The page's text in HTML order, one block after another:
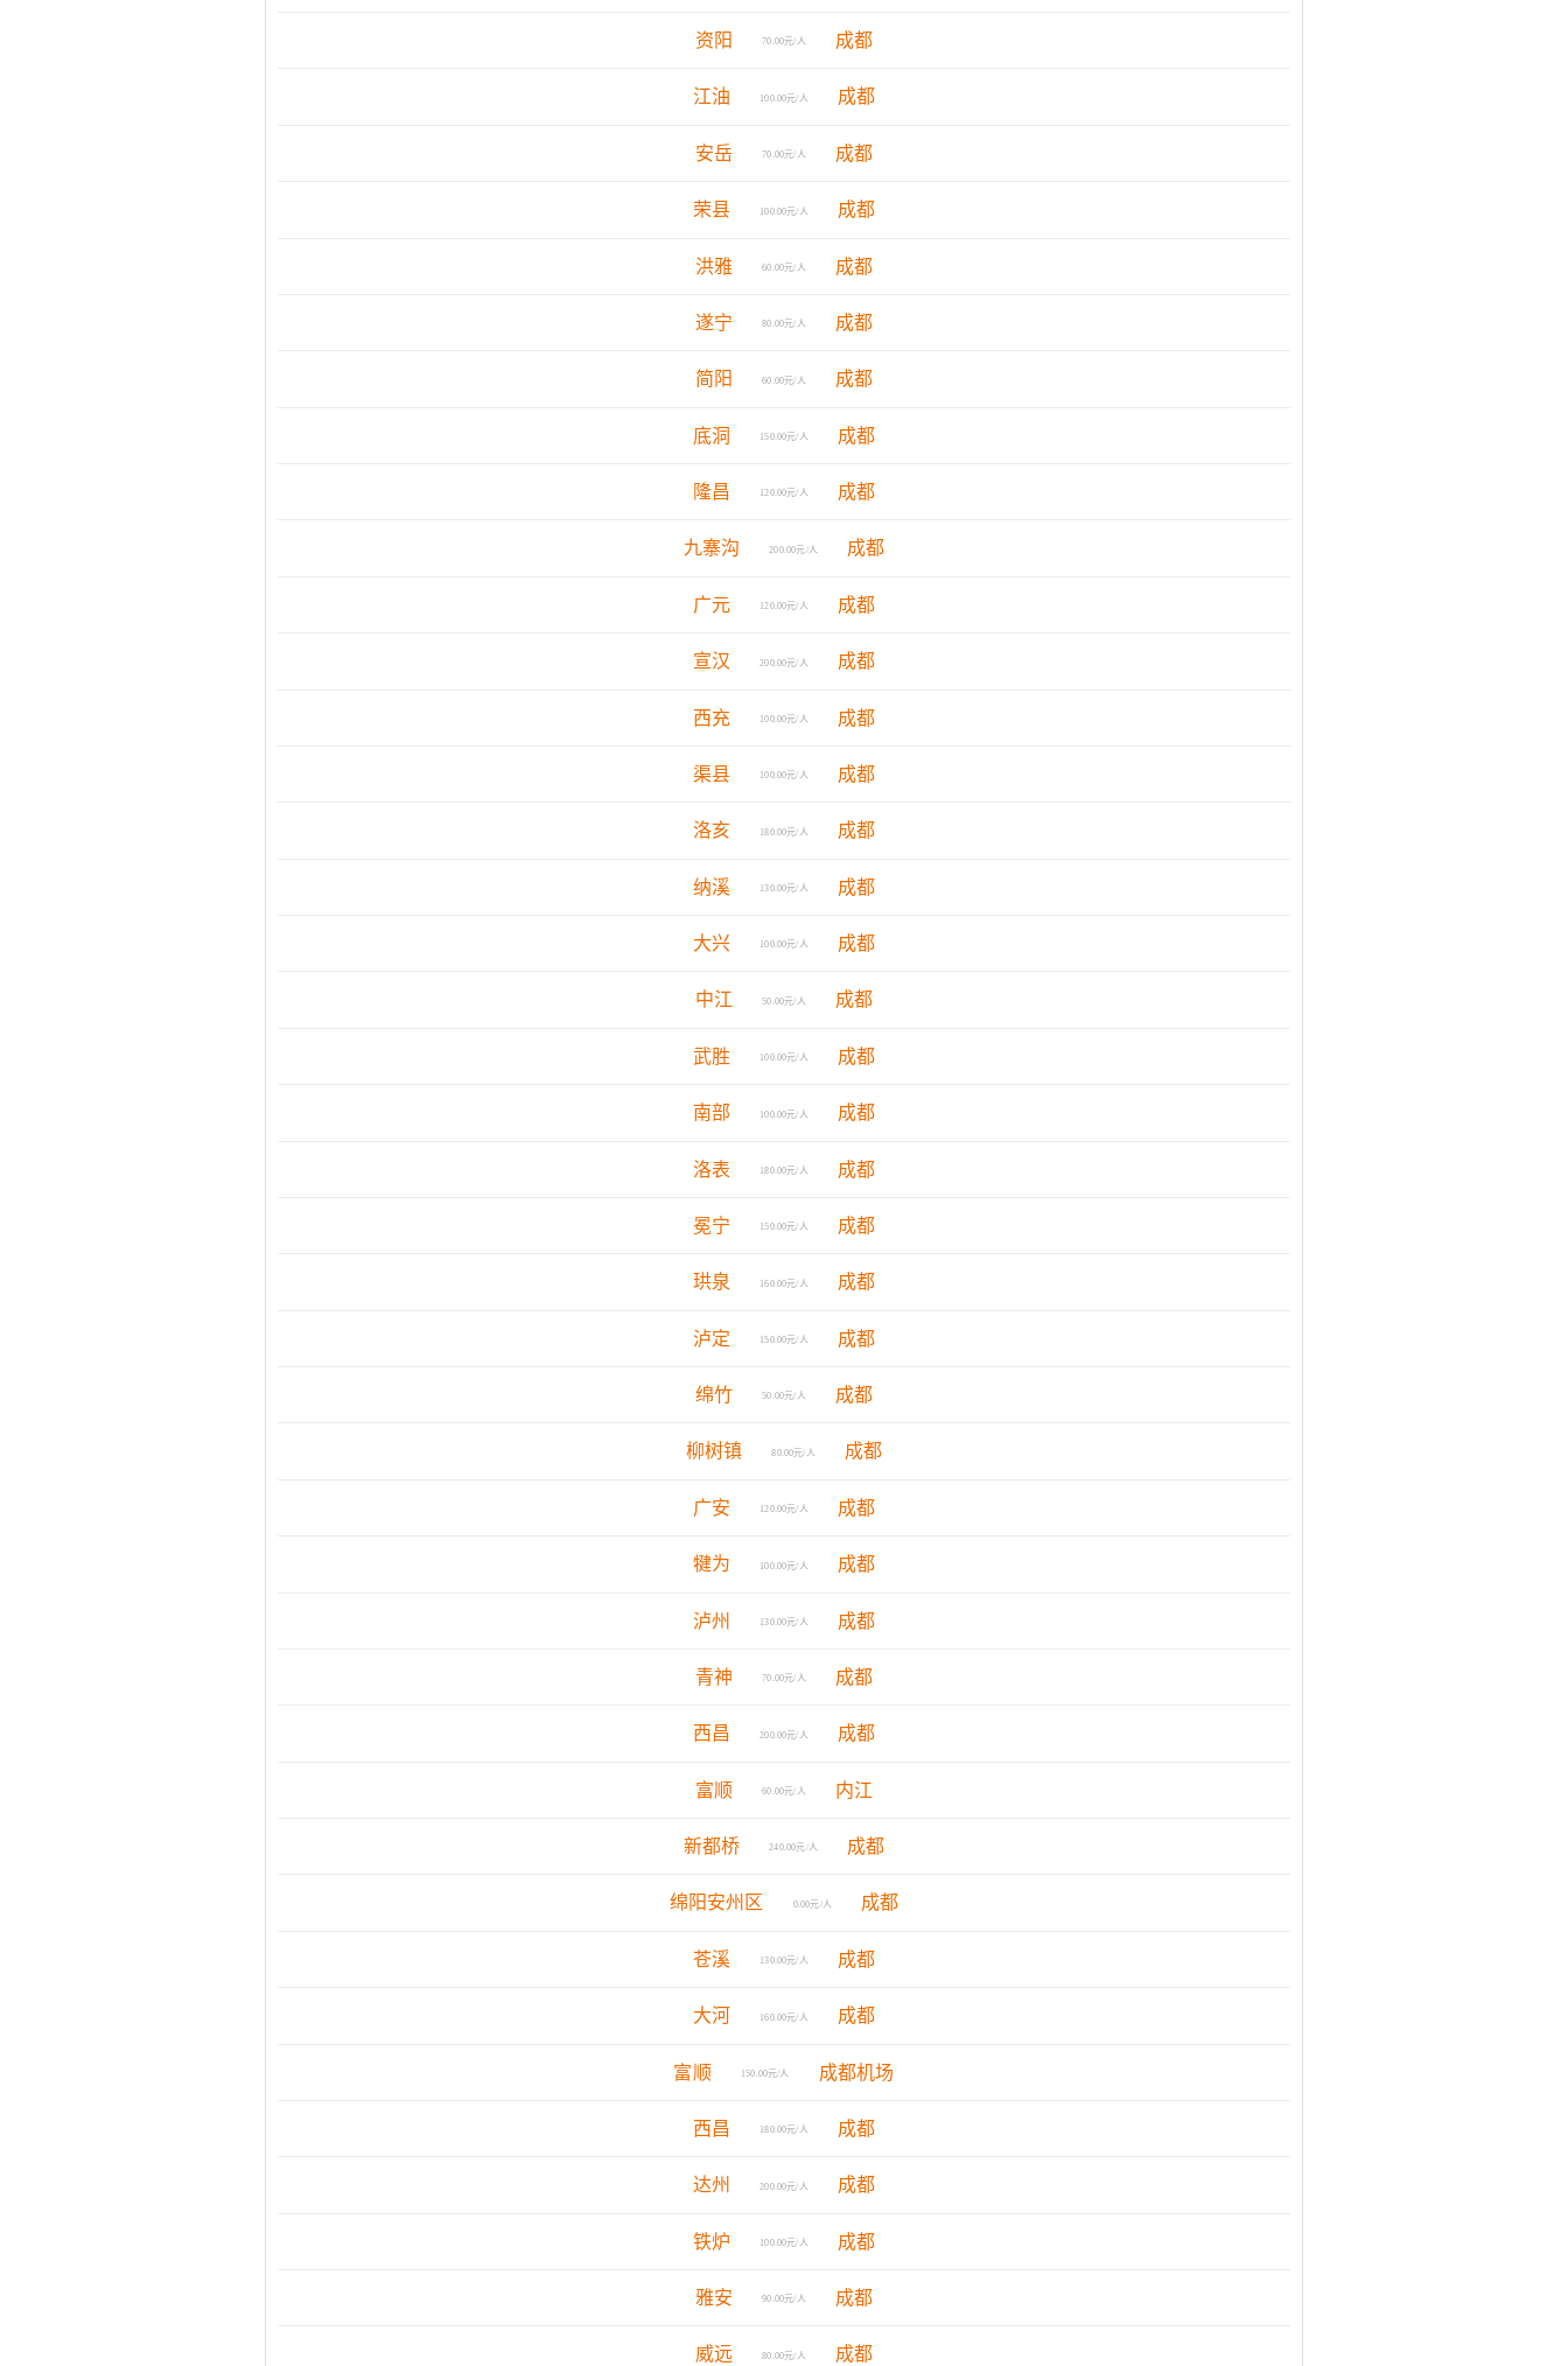
资阳 70.00元/人 成都
江油 100.00元/人 成都
安岳 70.00元/人 成都
荣县 100.00元/人 成都
洪雅 60.00元/人 成都
遂宁 80.00元/人 成都
简阳 60.00元/人 成都
底洞 150.00元/人 成都
隆昌 120.00元/人 成都
九寨沟 200.00元/人 成都
广元 120.00元/人 成都
宣汉 200.00元/人 成都
西充 100.00元/人 成都
渠县 100.00元/人 成都
洛亥 180.00元/人 成都
纳溪 130.00元/人 成都
大兴 100.00元/人 成都
中江 50.00元/人 成都
武胜 100.00元/人 成都
南部 100.00元/人 成都
洛表 180.00元/人 成都
冕宁 150.00元/人 成都
珙泉 160.00元/人 成都
泸定 150.00元/人 成都
绵竹 50.00元/人 成都
柳树镇 80.00元/人 成都
广安 120.00元/人 成都
犍为 100.00元/人 成都
泸州 130.00元/人 成都
青神 70.00元/人 成都
西昌 200.00元/人 成都
富顺 60.00元/人 内江
新都桥 240.00元/人 成都
绵阳安州区 0.00元/人 成都
苍溪 130.00元/人 成都
大河 160.00元/人 成都
富顺 150.00元/人 成都机场
西昌 180.00元/人 成都
达州 200.00元/人 成都
铁炉 100.00元/人 成都
雅安 90.00元/人 成都
威远 80.00元/人 成都